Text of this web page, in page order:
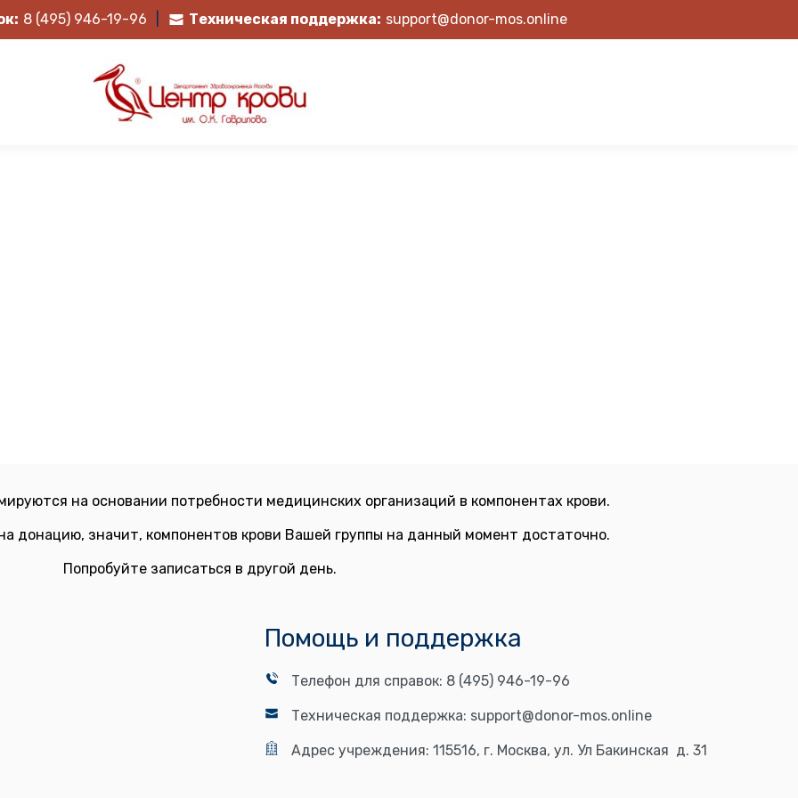
8 (495) 946-19-96 Техническая поддержка: support@donor-mos.online
на основании потребности медицинских организаций в компонентах крови.
донацию, значит, компонентов крови Вашей группы на данный момент достаточно.
Попробуйте записаться в другой день.
Помощь и поддержка
Телефон для справок: 8 (495) 946-19-96
Техническая поддержка: support@donor-mos.online
Адрес учреждения: 115516, г. Москва, ул. Ул Бакинская д. 31